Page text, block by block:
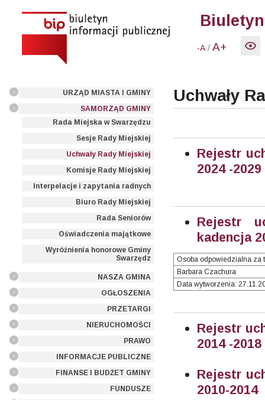
-A /A+
URZĄD MIASTA I GMINY
SAMORZĄD GMINY
Rada Miejska w Swarzędzu
Sesje Rady Miejskiej
Uchwały Rady Miejskiej
Komisje Rady Miejskiej
Interpelacje i zapytania radnych
Biuro Rady Miejskiej
Rada Seniorów
Oświadczenia majątkowe
Wyróżnienia honorowe Gminy
Swarzędz
NASZA GMINA
OGŁOSZENIA
PRZETARGI
NIERUCHOMOŚCI
PRAWO
INFORMACJE PUBLICZNE
FINANSE I BUDŻET GMINY
FUNDUSZE
Uchwały
Rejestr
2024 -2029
Rejestr
kadencja
Osoba odpowiedzialna za
Barbara Czachura
Data wytworzenia:
Rejestr
2014 -2018
Rejestr
2010-2014